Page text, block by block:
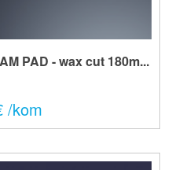
PAD - wax cut 180m...
/kom